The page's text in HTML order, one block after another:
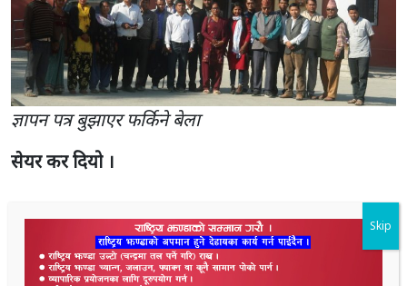
ज्ञापन पत्र बुझाएर फर्किने बेला
सेयर कर दियो ।
0
Shares
2.9K Shares
Skip